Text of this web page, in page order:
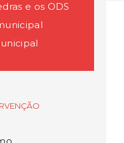
e os ODS